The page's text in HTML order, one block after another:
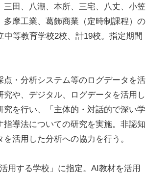
田、八潮、本所、三宅、八丈、小笠
摩工業、葛飾商業（定時制課程）の
等教育学校2校、計19校。指定期間
・分析システム等のログデータを活
や、デジタル、ログデータを活用し
を行い、「主体的・対話的で深い学
導法についての研究を実施。非認知
活用した分析への協力を行う。
用する学校」に指定。AI教材を活用